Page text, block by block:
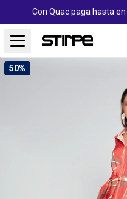
Con Quac paga hasta en
50%